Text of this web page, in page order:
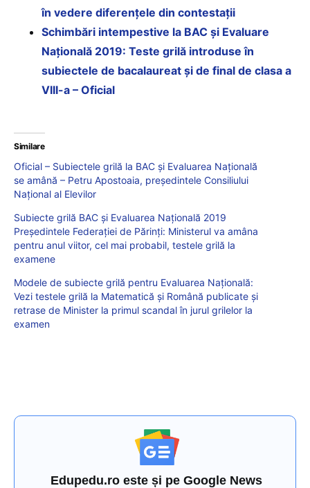
în vedere diferențele din contestații
Schimbări intempestive la BAC și Evaluare
Națională 2019: Teste grilă introduse în
subiectele de bacalaureat și de final de clasa a
VIII-a – Oficial
Similare
Oficial – Subiectele grilă la BAC și Evaluarea Națională
se amână – Petru Apostoaia, președintele Consiliului
Național al Elevilor
Subiecte grilă BAC și Evaluarea Națională 2019
Președintele Federației de Părinți: Ministerul va amâna
pentru anul viitor, cel mai probabil, testele grilă la
examene
Modele de subiecte grilă pentru Evaluarea Națională:
Vezi testele grilă la Matematică și Română publicate și
retrase de Minister la primul scandal în jurul grilelor la
examen
Edupedu.ro este și pe Google News